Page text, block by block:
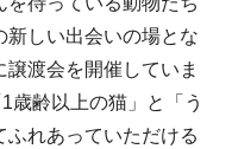
新しい出会いの場とな
渡会を開催していま
歳齢以上の猫」と「う
ふれあっていただける